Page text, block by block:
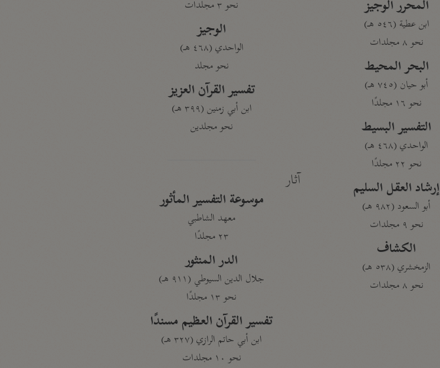
المحرر الوجيز
ابن عطية (٥٤٦ هـ)
نحو ٨ مجلدات
البحر المحيط
أبو حيان (٧٤٥ هـ)
نحو ١٦ مجلدًا
التفسير البسيط
الواحدي (٤٦٨ هـ)
نحو ٢٢ مجلدًا
إرشاد العقل السليم
أبو السعود (٩٨٢ هـ)
نحو ٩ مجلدات
الكشاف
الزمخشري (٥٣٨ هـ)
نحو ٨ مجلدات
نحو ٣ مجلدات
الوجيز
الواحدي (٤٦٨ هـ)
نحو مجلد
تفسير القرآن العزيز
ابن أبي زمنين (٣٩٩ هـ)
نحو مجلدين
آثار
موسوعة التفسير المأثور
معهد الشاطبي
٢٣ مجلدًا
الدر المنثور
جلال الدين السيوطي (٩١١ هـ)
نحو ١٣ مجلدًا
تفسير القرآن العظيم مسندًا
ابن أبي حاتم الرازي (٣٢٧ هـ)
نحو ١٠ مجلدات